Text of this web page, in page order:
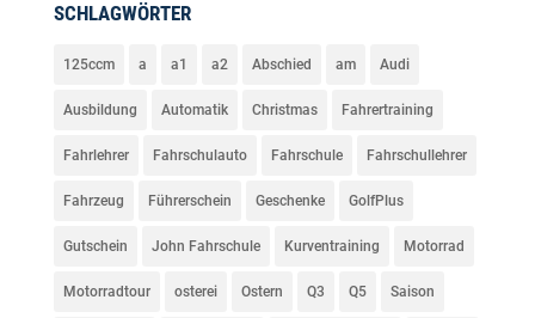
SCHLAGWÖRTER
125ccm a a1 a2 Abschied am Audi
Ausbildung Automatik Christmas Fahrertraining
Fahrlehrer Fahrschulauto Fahrschule Fahrschullehrer
Fahrzeug Führerschein Geschenke GolfPlus
Gutschein John Fahrschule Kurventraining Motorrad
Motorradtour osterei Ostern Q3 Q5 Saison